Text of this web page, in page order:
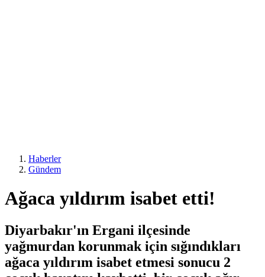
Haberler
Gündem
Ağaca yıldırım isabet etti!
Diyarbakır'ın Ergani ilçesinde
yağmurdan korunmak için sığındıkları
ağaca yıldırım isabet etmesi sonucu 2